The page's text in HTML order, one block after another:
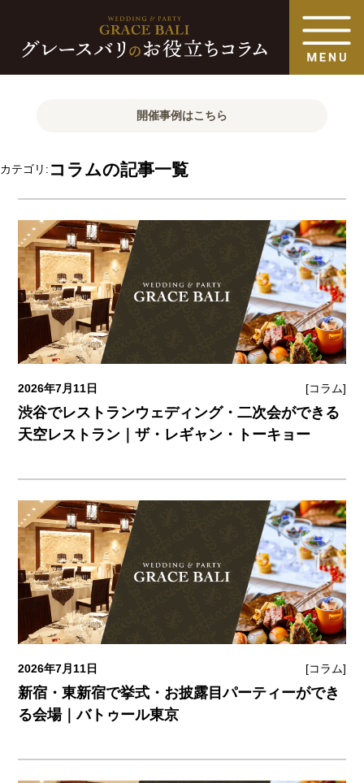
開催事例はこちら
カテゴリ: コラムの記事一覧
2026年7月11日 [コラム]
渋谷でレストランウェディング・二次会ができる
天空レストラン｜ザ・レギャン・トーキョー
2026年7月11日 [コラム]
新宿・東新宿で挙式・お披露目パーティーができ
る会場｜バトゥール東京